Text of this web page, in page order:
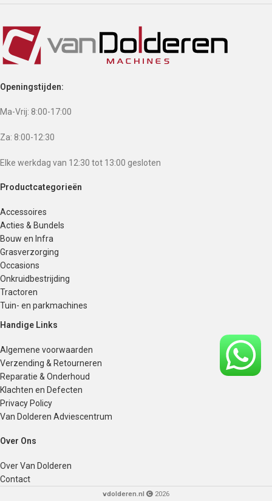
Openingstijden:
Ma-Vrij: 8:00-17:00
Za: 8:00-12:30
Elke werkdag van 12:30 tot 13:00 gesloten
Productcategorieën
Accessoires
Acties & Bundels
Bouw en Infra
Grasverzorging
Occasions
Onkruidbestrijding
Tractoren
Tuin- en parkmachines
Handige Links
Algemene voorwaarden
Verzending & Retourneren
Reparatie & Onderhoud
Klachten en Defecten
Privacy Policy
Van Dolderen Adviescentrum
Over Ons
Over Van Dolderen
Contact
vdolderen.nl 2026